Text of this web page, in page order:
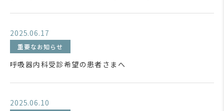
2025.06.17
重要なお知らせ
呼吸器内科受診希望の患者さまへ
2025.06.10